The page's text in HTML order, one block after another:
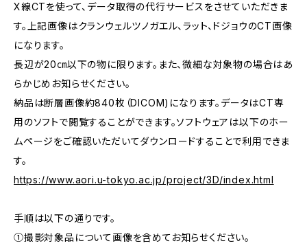
X線CTを使って、データ取得の代行サービスをさせていただきま
す。上記画像はクランウェルツノガエル、ラット、ドジョウのCT画像
になります。
長辺が20㎝以下の物に限ります。また、微細な対象物の場合はあ
らかじめお知らせください。
納品は断層画像約840枚（DICOM)になります。データはCT専
用のソフトで閲覧することができます。ソフトウェアは以下のホー
ムページをご確認いただいてダウンロードすることで利用できま
す。
https://www.aori.u-tokyo.ac.jp/project/3D/index.html
手順は以下の通りです。
①撮影対象品について画像を含めてお知らせください。